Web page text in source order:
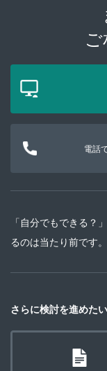
電話
「自分でもできる？
るのは当たり前です
さらに検討を進めた